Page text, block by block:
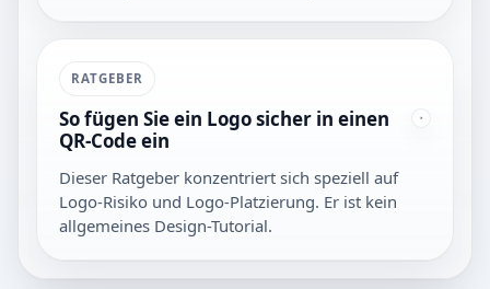
RATGEBER
So fügen Sie ein Logo sicher in einen
QR-Code ein
Dieser Ratgeber konzentriert sich speziell auf
Logo-Risiko und Logo-Platzierung. Er ist kein
allgemeines Design-Tutorial.